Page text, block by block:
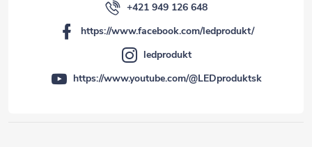
+421 949 126 648
https://www.facebook.com/ledprodukt/
ledprodukt
https://www.youtube.com/@LEDproduktsk